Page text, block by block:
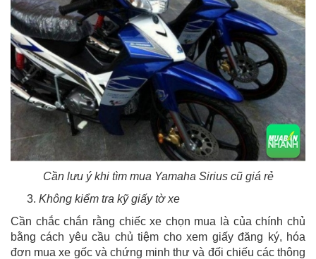
Cần lưu ý khi tìm mua Yamaha Sirius cũ giá rẻ
Không kiểm tra kỹ giấy tờ xe
Cần chắc chắn rằng chiếc xe chọn mua là của chính chủ
bằng cách yêu cầu chủ tiệm cho xem giấy đăng ký, hóa
đơn mua xe gốc và chứng minh thư và đối chiếu các thông